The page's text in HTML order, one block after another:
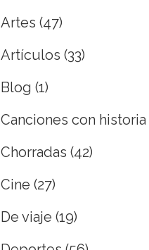
Artes (47)
Artículos (33)
Blog (1)
Canciones con historia
Chorradas (42)
Cine (27)
De viaje (19)